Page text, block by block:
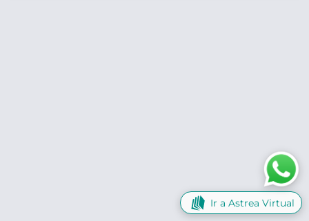
Ir a Astrea Virtual